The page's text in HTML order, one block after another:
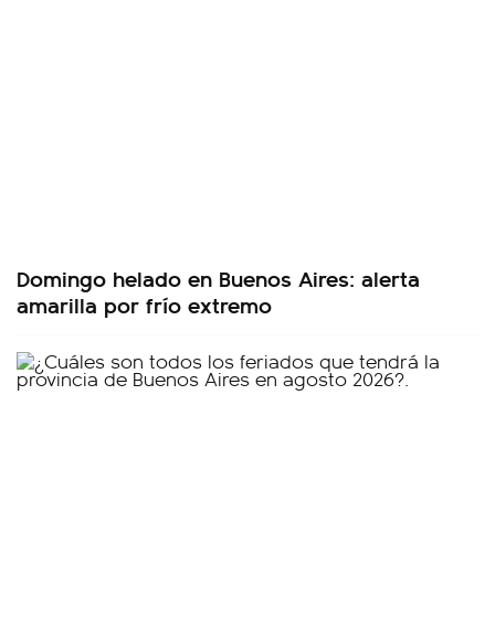
Domingo helado en Buenos Aires: alerta
amarilla por frío extremo